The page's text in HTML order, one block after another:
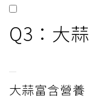
Q3：大
大蒜富含營